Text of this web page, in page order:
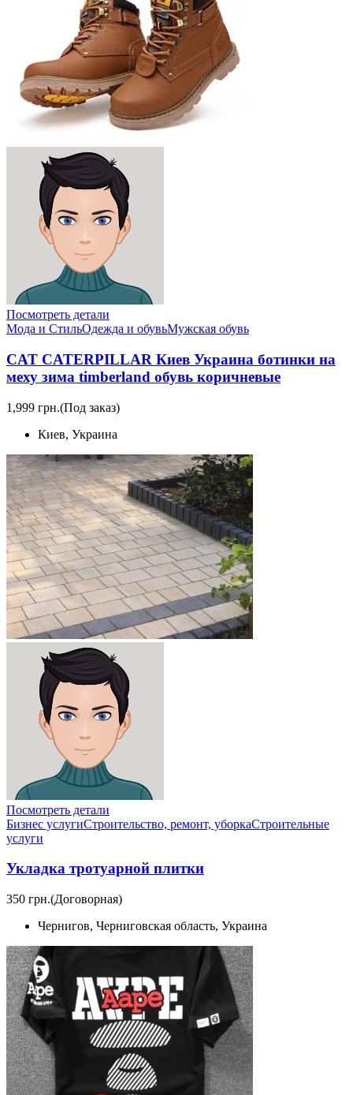
Посмотреть детали
Мода и СтильОдежда и обувьМужская обувь
CAT CATERPILLAR Киев Украина ботинки на
меху зима timberland обувь коричневые
1,999 грн.(Под заказ)
Киев, Украина
Посмотреть детали
Бизнес услугиСтроительство, ремонт, уборкаCтроительные
услуги
Укладка тротуарной плитки
350 грн.(Договорная)
Чернигов, Черниговская область, Украина